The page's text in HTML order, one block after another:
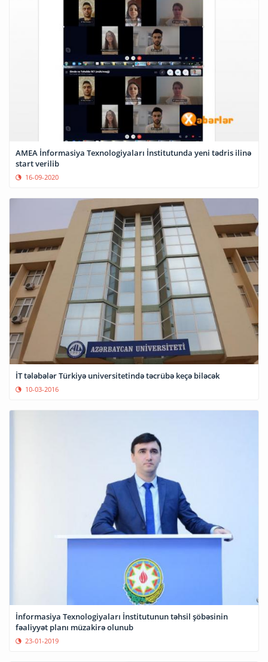
AMEA İnformasiya Texnologiyaları İnstitutunda yeni tədris ilinə
start verilib
16-09-2020
İT tələbələr Türkiyə universitetində təcrübə keçə biləcək
10-03-2016
İnformasiya Texnologiyaları İnstitutunun təhsil şöbəsinin
fəaliyyət planı müzakirə olunub
23-01-2019